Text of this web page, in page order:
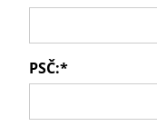
PSČ:*